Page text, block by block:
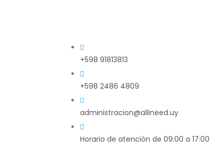
+598 91813813
+598 2486 4809
administracion@allineed.uy
Horario de atención de 09:00 a 17:00